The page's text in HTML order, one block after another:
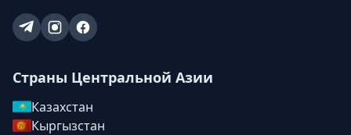
Страны Центральной Азии
Казахстан
Кыргызстан